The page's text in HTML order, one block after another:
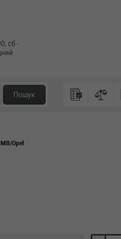
сб -
Пошук
Opel